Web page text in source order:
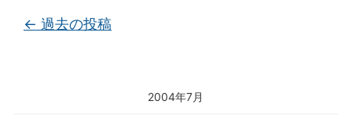
2004年7月
投稿ナビゲーション
← 過去の投稿